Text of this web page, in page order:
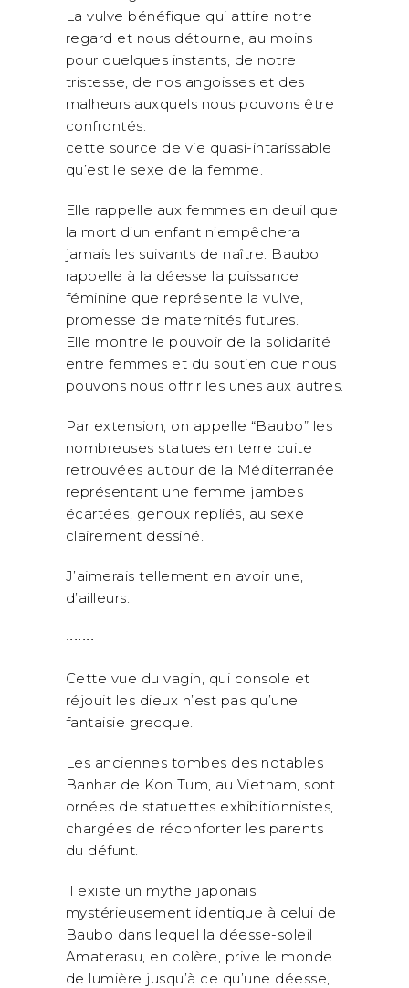
La vulve bénéfique qui attire notre
regard et nous détourne, au moins
pour quelques instants, de notre
tristesse, de nos angoisses et des
malheurs auxquels nous pouvons être
confrontés.
cette source de vie quasi-intarissable
qu’est le sexe de la femme.
Elle rappelle aux femmes en deuil que
la mort d’un enfant n’empêchera
jamais les suivants de naître. Baubo
rappelle à la déesse la puissance
féminine que représente la vulve,
promesse de maternités futures.
Elle montre le pouvoir de la solidarité
entre femmes et du soutien que nous
pouvons nous offrir les unes aux autres.
Par extension, on appelle “Baubo” les
nombreuses statues en terre cuite
retrouvées autour de la Méditerranée
représentant une femme jambes
écartées, genoux repliés, au sexe
clairement dessiné.
J’aimerais tellement en avoir une,
d’ailleurs.
•••••••
Cette vue du vagin, qui console et
réjouit les dieux n’est pas qu’une
fantaisie grecque.
Les anciennes tombes des notables
Banhar de Kon Tum, au Vietnam, sont
ornées de statuettes exhibitionnistes,
chargées de réconforter les parents
du défunt.
Il existe un mythe japonais
mystérieusement identique à celui de
Baubo dans lequel la déesse-soleil
Amaterasu, en colère, prive le monde
de lumière jusqu’à ce qu’une déesse,